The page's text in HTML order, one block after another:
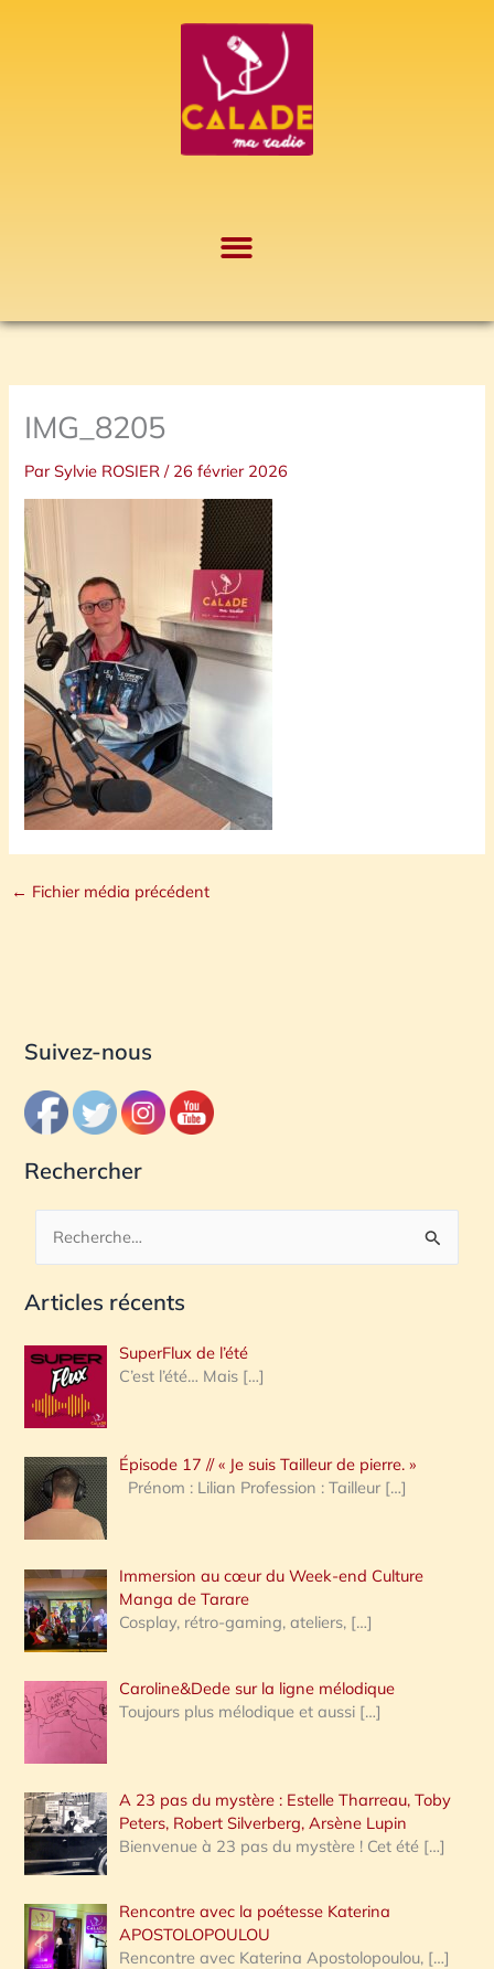
IMG_8205
ParSylvie ROSIER/ 26 février 2026
← Fichier média précédent
Suivez-nous
Rechercher
c
e
r
c
h
e
:
Articles récents
SuperFlux de l’été
C’est l’été… Mais […]
Épisode 17 // « Je suis Tailleur de pierre. »
Prénom : Lilian Profession : Tailleur […]
Immersion au cœur du Week-end Culture
Manga de Tarare
Cosplay, rétro-gaming, ateliers, […]
Caroline&Dede sur la ligne mélodique
Toujours plus mélodique et aussi […]
A 23 pas du mystère : Estelle Tharreau, Toby
Peters, Robert Silverberg, Arsène Lupin
Bienvenue à 23 pas du mystère ! Cet été […]
Rencontre avec la poétesse Katerina
APOSTOLOPOULOU
Rencontre avec Katerina Apostolopoulou, […]